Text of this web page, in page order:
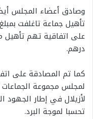
وصادق أعضاء المجلس
درهم.
كما تم المصادقة على
لمجلس مجموعة الجماعات
لأزيلال في إطار الجهود
تحسبا لموجة البرد.